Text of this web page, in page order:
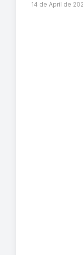
14 de April de